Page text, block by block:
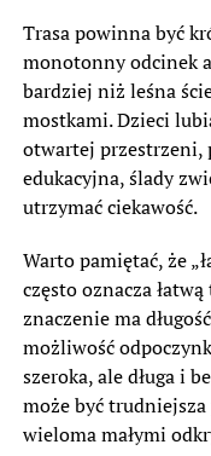
Trasa powinna być
monotonny odcinek
bardziej niż leśna
mostkami. Dzieci
otwartej przestrzeni,
edukacyjna, ślady
utrzymać ciekawość.
Warto pamiętać, że
często oznacza
znaczenie ma
możliwość
szeroka, ale długa i
może być
wieloma małymi